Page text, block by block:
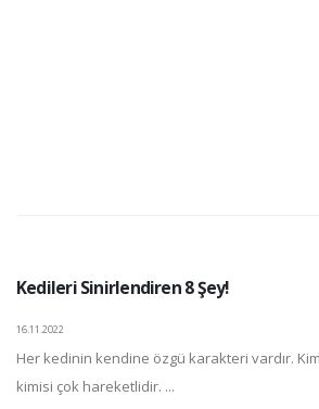
Kedileri Sinirlendiren 8 Şey!
16.11.2022
Her kedinin kendine özgü karakteri vardır.
kimisi çok hareketlidir. ...